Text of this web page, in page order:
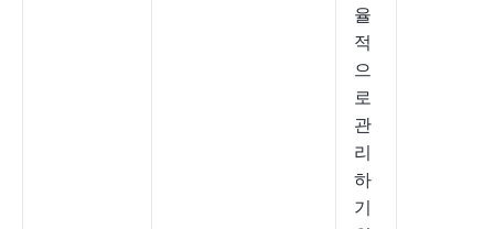
율
적
으
로
관
리
하
기